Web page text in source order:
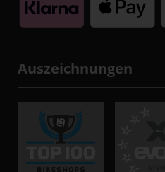
Auszeichnungen